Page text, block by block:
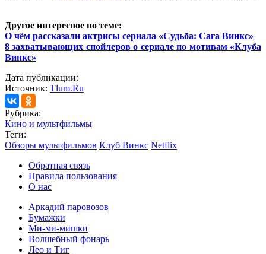
Другое интересное по теме:
О чём рассказали актрисы сериала «Судьба: Сага Винкс»
8 захватывающих спойлеров о сериале по мотивам «Клуба
Винкс»
Дата публикации:
Источник: Tlum.Ru
Рубрика:
Кино и мультфильмы
Теги:
Обзоры мультфильмов Клуб Винкс Netflix
Обратная связь
Правила пользования
О нас
Аркадий паровозов
Бумажки
Ми-ми-мишки
Волшебный фонарь
Лео и Тиг